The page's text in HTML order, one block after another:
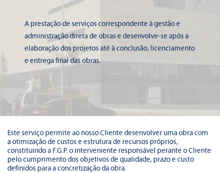
A prestação de serviços correspondente à gestão e
administração direta de obras e desenvolve-se após a
elaboração dos projetos até à conclusão; licenciamento
e entrega final das obras.
Este serviço permite ao nosso Cliente desenvolver uma obra com
a otimização de custos e estrutura de recursos próprios,
constituindo a F.G.P. o interveniente responsável perante o Cliente
pelo cumprimento dos objetivos de qualidade, prazo e custo
definidos para a concretização da obra.